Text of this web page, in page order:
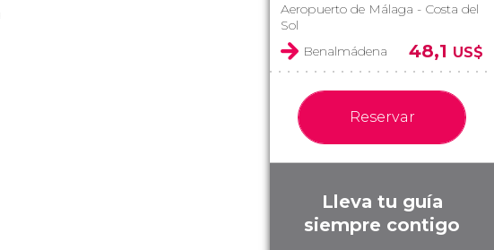
Aeropuerto de Málaga - Costa del
Sol
Benalmádena
48,1 US$
Reservar
Lleva tu guía
siempre contigo